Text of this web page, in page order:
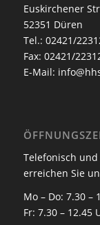
Euskirchener
52351 Düren
Tel.: 02421/
Fax: 02421/
E-Mail:
Telefonisch
erreichen Sie
Mo – Do: 7.30 –
Fr: 7.30 – 12.45